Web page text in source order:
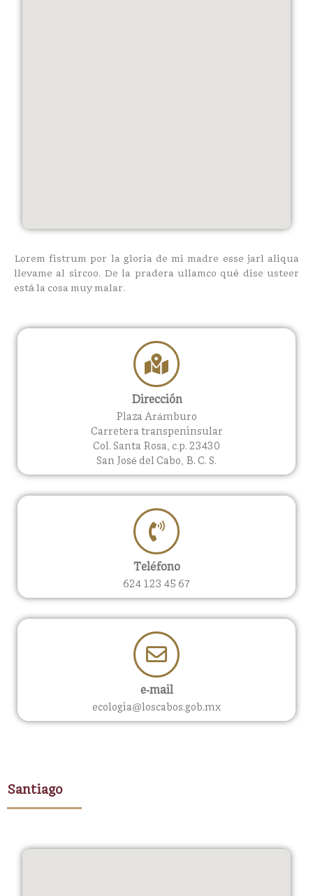
Lorem fistrum por la gloria de mi madre esse jarl aliqua
llevame al sircoo. De la pradera ullamco qué dise usteer
está la cosa muy malar.
Dirección
Plaza Arámburo
Carretera transpeninsular
Col. Santa Rosa, c.p. 23430
San José del Cabo, B. C. S.
Teléfono
624 123 45 67
e-mail
ecologia@loscabos.gob.mx
Santiago